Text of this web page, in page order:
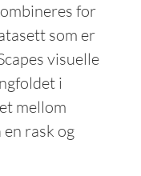
for
som er
visuelle
i
mellom
rask og